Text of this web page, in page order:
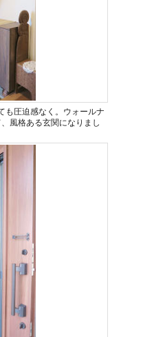
も圧迫感なく。ウォールナ
風格ある玄関になりまし